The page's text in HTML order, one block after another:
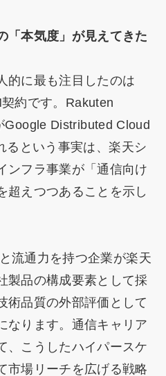
「本気度」が見えてきた
的に最も注目したのは
約です。Rakuten
Distributed Cloud
るという事実は、楽天シ
ンフラ事業が「通信向け
超えつつあることを示し
流通力を持つ企業が楽天
製品の構成要素として採
術品質の外部評価として
なります。通信キャリア
、こうしたハイパースケ
市場リーチを広げる戦略